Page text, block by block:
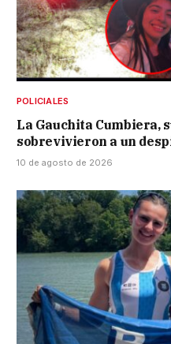
POLICIALES
La Gauchita Cumbiera,
sobrevivieron a un
10 de agosto de 2026